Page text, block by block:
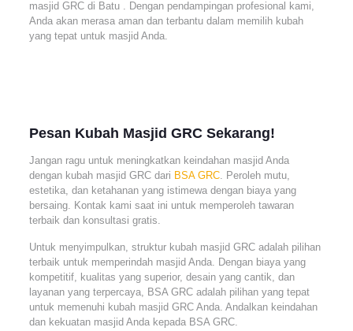
masjid GRC di Batu . Dengan pendampingan profesional kami,
Anda akan merasa aman dan terbantu dalam memilih kubah
yang tepat untuk masjid Anda.
Pesan Kubah Masjid GRC Sekarang!
Jangan ragu untuk meningkatkan keindahan masjid Anda
dengan kubah masjid GRC dari BSA GRC. Peroleh mutu,
estetika, dan ketahanan yang istimewa dengan biaya yang
bersaing. Kontak kami saat ini untuk memperoleh tawaran
terbaik dan konsultasi gratis.
Untuk menyimpulkan, struktur kubah masjid GRC adalah pilihan
terbaik untuk memperindah masjid Anda. Dengan biaya yang
kompetitif, kualitas yang superior, desain yang cantik, dan
layanan yang terpercaya, BSA GRC adalah pilihan yang tepat
untuk memenuhi kubah masjid GRC Anda. Andalkan keindahan
dan kekuatan masjid Anda kepada BSA GRC.